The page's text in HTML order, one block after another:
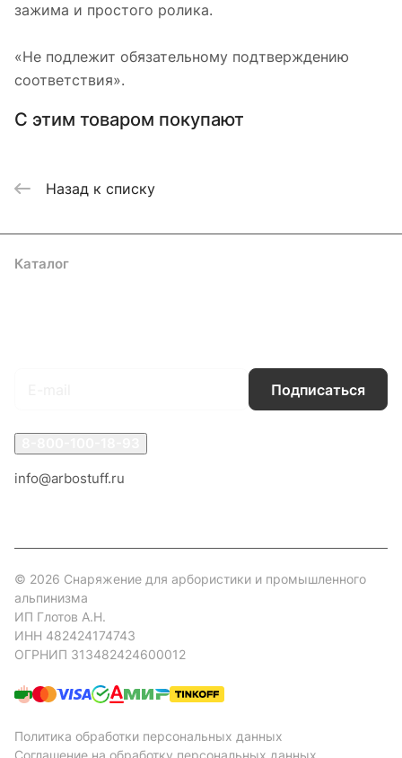
зажима и простого ролика.
«Не подлежит обязательному подтверждению
соответствия».
С этим товаром покупают
Назад к списку
Каталог
Подписаться
info@arbostuff.ru
© 2026 Снаряжение для арбористики и промышленного
альпинизма
ИП Глотов А.Н.
ИНН 482424174743
ОГРНИП 313482424600012
Политика обработки персональных данных
Соглашение на обработку персональных данных